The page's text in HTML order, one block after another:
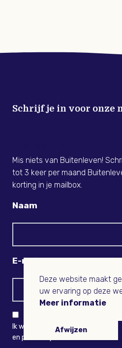
Deze website maakt
uw ervaring op deze
Meer informatie
Afwijzen
Schrijf je in voor onze
Mis niets van Buitenleven!
tot 3 keer per maand
korting in je mailbox.
Naam
E-mail
Ik wil niets missen en ontvang
en persoonlijk voordeel